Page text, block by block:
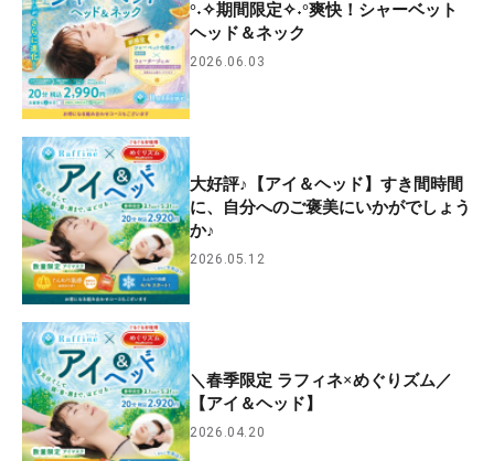
°˖✧期間限定✧˖°爽快！シャーベット
ヘッド＆ネック
2026.06.03
大好評♪【アイ＆ヘッド】すき間時間
に、自分へのご褒美にいかがでしょう
か♪
2026.05.12
＼春季限定 ラフィネ×めぐりズム／
【アイ＆ヘッド】
2026.04.20